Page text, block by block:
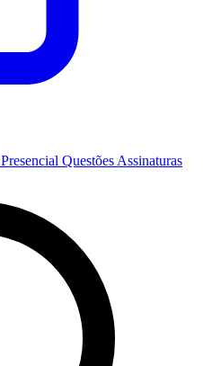
Presencial Questões Assinaturas